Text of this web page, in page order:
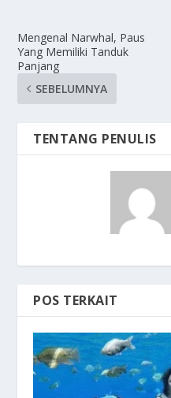
Mengenal Narwhal, Paus
Yang Memiliki Tanduk
Panjang
SEBELUMNYA
TENTANG PENULIS
POS TERKAIT